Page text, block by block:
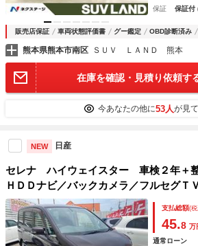
保証
保証付
販売店保証 車両状態評価書 グー鑑定 OBD診断済み
熊本県熊本市南区 ＳＵＶ ＬＡＮＤ 熊本
在庫を確認・見積り依頼す
今あなたの他に53人が見
NEW 日産
セレナ ハイウェイスター 車検２年＋
ＨＤＤナビ／バックカメラ／フルセグＴ
／ミュージックサーバー／Ｂｌｕｅｔｏ
ＴＣ／オートクルーズコントロール／Ｈ
ミ
支払総額(
45.8 万
通常ローン